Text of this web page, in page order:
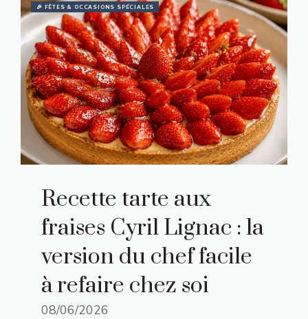
🎉 FÊTES & OCCASIONS SPÉCIALES
Recette tarte aux
fraises Cyril Lignac : la
version du chef facile
à refaire chez soi
08/06/2026